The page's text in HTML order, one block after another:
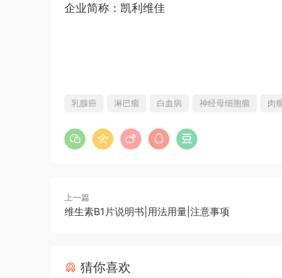
企业简称：凯利维佳
乳腺癌 淋巴瘤 白血病 神经母细胞瘤 肉
上一篇
维生素B1片说明书|用法用量|注意事项
猜你喜欢